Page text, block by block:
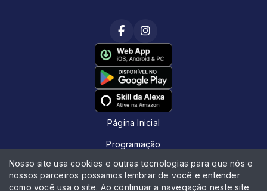
Página Inicial
Programação
Notícias
Contato
Nosso site usa cookies e outras tecnologias para que nós e
nossos parceiros possamos lembrar de você e entender
como você usa o site. Ao continuar a navegação neste site